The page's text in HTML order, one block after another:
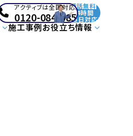
アクティブは全国対応!
0120-084-085
通話無料
24時間
365日対応!
施工事例お役立ち情報